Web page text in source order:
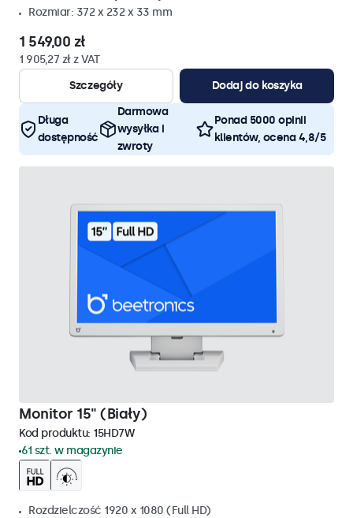
Rozmiar: 372 x 232 x 33 mm
1 549,00 zł
1 905,27 zł z VAT
Szczegóły
Dodaj do koszyka
Długa
dostępność
Darmowa
wysyłka i
zwroty
Ponad 5000 opinii
klientów, ocena 4,8/5
Monitor 15" (Biały)
Kod produktu: 15HD7W
61 szt. w magazynie
Rozdzielczość 1920 x 1080 (Full HD)